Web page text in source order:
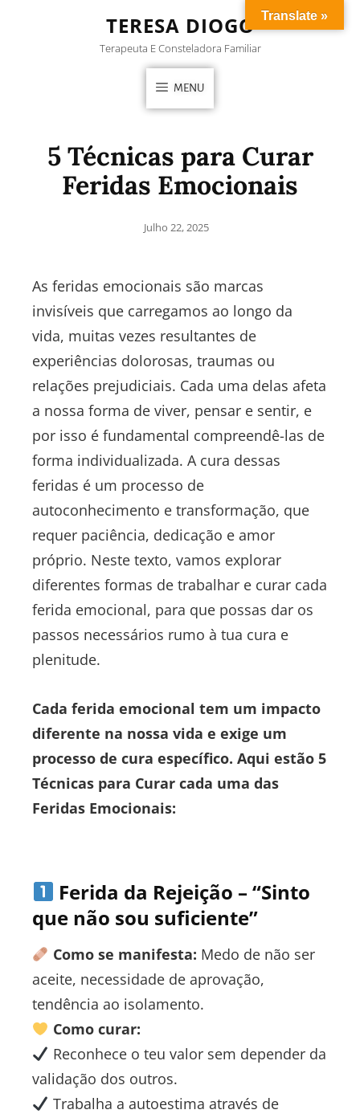
TERESA DIOGO
Terapeuta E Consteladora Familiar
MENU
5 Técnicas para Curar
Feridas Emocionais
Julho 22, 2025
As feridas emocionais são marcas
invisíveis que carregamos ao longo da
vida, muitas vezes resultantes de
experiências dolorosas, traumas ou
relações prejudiciais. Cada uma delas afeta
a nossa forma de viver, pensar e sentir, e
por isso é fundamental compreendê-las de
forma individualizada. A cura dessas
feridas é um processo de
autoconhecimento e transformação, que
requer paciência, dedicação e amor
próprio. Neste texto, vamos explorar
diferentes formas de trabalhar e curar cada
ferida emocional, para que possas dar os
passos necessários rumo à tua cura e
plenitude.
Cada ferida emocional tem um impacto
diferente na nossa vida e exige um
processo de cura específico. Aqui estão 5
Técnicas para Curar cada uma das
Feridas Emocionais:
Ferida da Rejeição – “Sinto
que não sou suficiente”
Como se manifesta: Medo de não ser
aceite, necessidade de aprovação,
tendência ao isolamento.
Como curar:
Reconhece o teu valor sem depender da
validação dos outros.
Trabalha a autoestima através de
Translate »